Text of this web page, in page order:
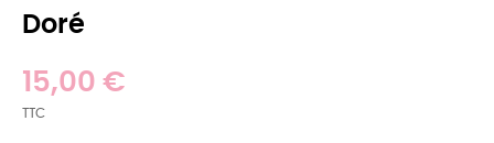
Doré
15,00 €
TTC